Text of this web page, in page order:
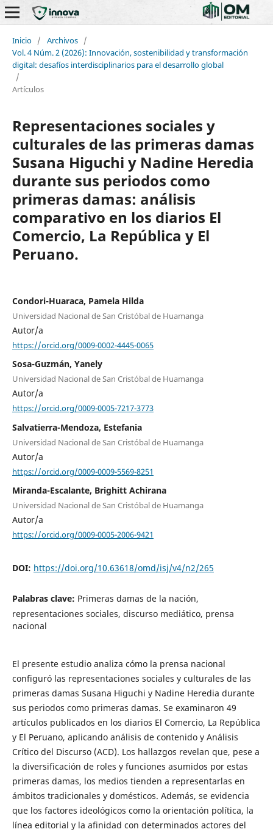
Inicio / Archivos /
Vol. 4 Núm. 2 (2026): Innovación, sostenibilidad y transformación
digital: desafíos interdisciplinarios para el desarrollo global
/
Artículos
Representaciones sociales y
culturales de las primeras damas
Susana Higuchi y Nadine Heredia
durante sus periodos como
primeras damas: análisis
comparativo en los diarios El
Comercio, La República y El
Peruano.
Condori-Huaraca, Pamela Hilda
Universidad Nacional de San Cristóbal de Huamanga
Autor/a
https://orcid.org/0009-0002-4445-0065
Sosa-Guzmán, Yanely
Universidad Nacional de San Cristóbal de Huamanga
Autor/a
https://orcid.org/0009-0005-7217-3773
Salvatierra-Mendoza, Estefania
Universidad Nacional de San Cristóbal de Huamanga
Autor/a
https://orcid.org/0009-0009-5569-8251
Miranda-Escalante, Brighitt Achirana
Universidad Nacional de San Cristóbal de Huamanga
Autor/a
https://orcid.org/0009-0005-2006-9421
DOI: https://doi.org/10.63618/omd/isj/v4/n2/265
Palabras clave: Primeras damas de la nación,
representaciones sociales, discurso mediático, prensa
nacional
El presente estudio analiza cómo la prensa nacional
configuró las representaciones sociales y culturales de las
primeras damas Susana Higuchi y Nadine Heredia durante
sus periodos como primeras damas. Se examinaron 49
artículos publicados en los diarios El Comercio, La República
y El Peruano, aplicando análisis de contenido y Análisis
Crítico del Discurso (ACD). Los hallazgos revelan que, pese a
la diversificación de roles y funciones asumidos por estas
primeras damas, los medios tienden a representarlas en
ámbitos tradicionales y domésticos. Además, se evidencia
que los factores ideológicos como la orientación política, la
línea editorial y la afinidad con determinados actores del